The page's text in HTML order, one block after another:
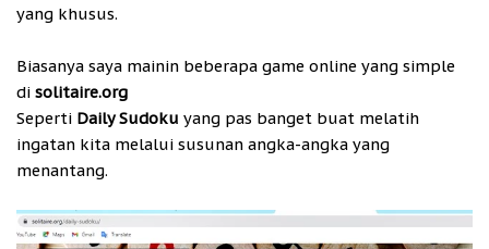
yang khusus.
Biasanya saya mainin beberapa game online yang simple
di solitaire.org
Seperti Daily Sudoku yang pas banget buat melatih
ingatan kita melalui susunan angka-angka yang
menantang.